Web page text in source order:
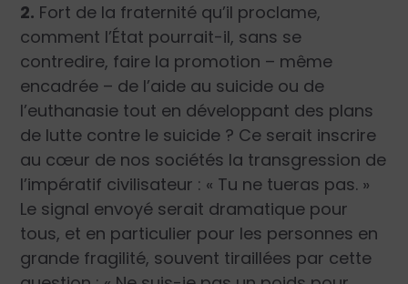
2. Fort de la fraternité qu’il proclame,
comment l’État pourrait-il, sans se
contredire, faire la promotion – même
encadrée – de l’aide au suicide ou de
l’euthanasie tout en développant des plans
de lutte contre le suicide ? Ce serait inscrire
au cœur de nos sociétés la transgression de
l’impératif civilisateur : « Tu ne tueras pas. »
Le signal envoyé serait dramatique pour
tous, et en particulier pour les personnes en
grande fragilité, souvent tiraillées par cette